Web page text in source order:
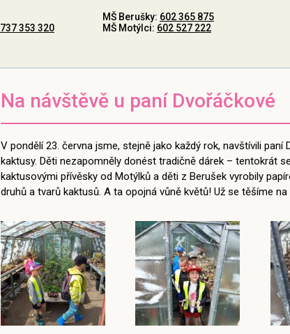
737 353 320
MŠ Berušky: 602 365 875
MŠ Motýlci: 602 527 222
Na návštěvě u paní Dvořáčkové
V pondělí 23. června jsme, stejně jako každý rok, navštívili
kaktusy. Děti nezapomněly donést tradičně dárek – tentokrát
kaktusovými přívěsky od Motýlků a děti z Berušek vyrobily
druhů a tvarů kaktusů. A ta opojná vůně květů! Už se těšíme